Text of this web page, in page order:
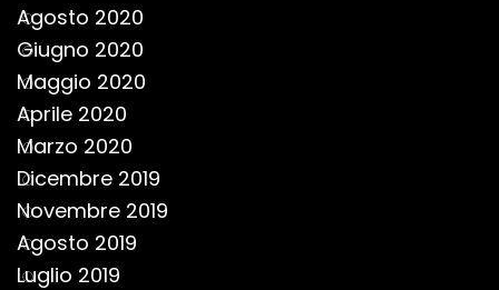
Agosto 2020
Giugno 2020
Maggio 2020
Aprile 2020
Marzo 2020
Dicembre 2019
Novembre 2019
Agosto 2019
Luglio 2019